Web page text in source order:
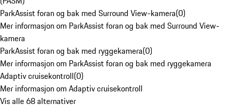
ParkAssist foran og bak med Surround View-kamera(0)
Mer informasjon om ParkAssist foran og bak med Surround View-
kamera
ParkAssist foran og bak med ryggekamera(0)
Mer informasjon om ParkAssist foran og bak med ryggekamera
Adaptiv cruisekontroll(0)
Mer informasjon om Adaptiv cruisekontroll
Vis alle 68 alternativer